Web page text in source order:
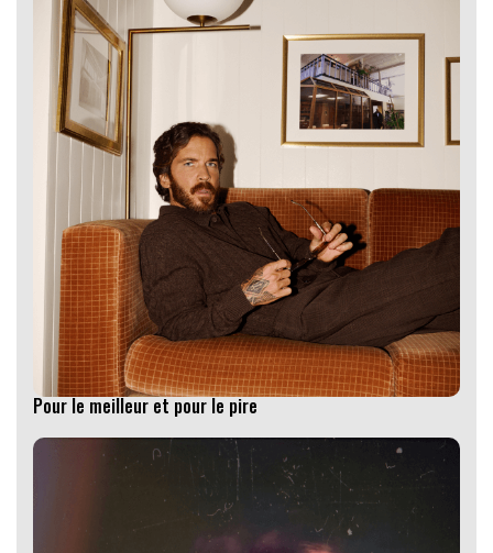
Pour le meilleur et pour le pire